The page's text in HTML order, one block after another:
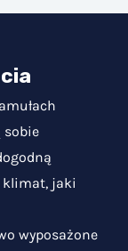
sobie
klimat, jaki
wyposażone